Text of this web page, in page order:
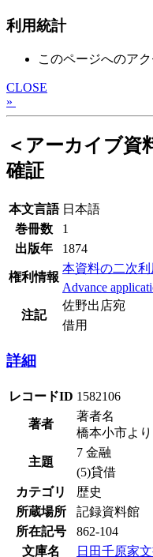
利用統計
このページへのアク
CLOSE
»
＜アーカイブ資
確証
本文言語 日本語
巻冊数
1
出版年
1874
権利情報
本資料の二次
Advance
注記
佐野出店宛
借用
詳細
レコードID 1582106
著者
著者名
橋本小市より
主題
7 金融
(5)貸借
カテゴリ
歴史
所蔵場所
記録資料館
所在記号
862-104
文庫名
日田千原家